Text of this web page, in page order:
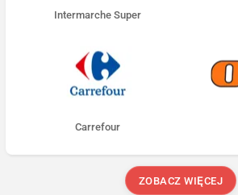
Intermarche Super
Carrefour
ZOBACZ WIĘCEJ